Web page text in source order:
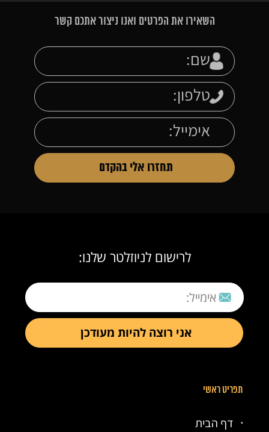
השאירו את הפרטים ואנו ניצור אתכם קשר
לרישום לניוזלטר שלנו:
תפריט ראשי
דף הבית